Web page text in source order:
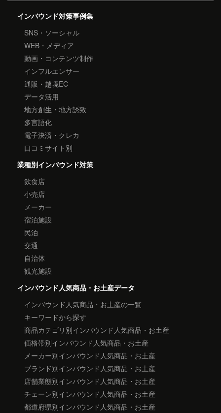
インバウンド対策事例集
SNS・ソーシャル
WEB・メディア
動画・コンテンツ制作
インフルエンサー
通販・越境EC
データ活用
地方創生・地方誘致
多言語化
電子決済・クレカ
口コミサイト別
業種別インバウンド対策
飲食店
小売店
メーカー
宿泊施設
民泊
交通
自治体
観光施設
インバウンド人気商品・お土産データ
インバウンド人気商品・お土産の一覧
キーワードから探す
商品カテゴリ別インバウンド人気商品・お土産
価格帯別インバウンド人気商品・お土産
メーカー別インバウンド人気商品・お土産
ブランド別インバウンド人気商品・お土産
店舗業態別インバウンド人気商品・お土産
チェーン別インバウンド人気商品・お土産
都道府県別インバウンド人気商品・お土産